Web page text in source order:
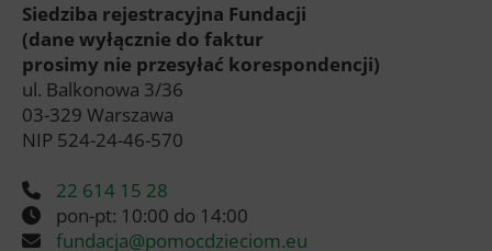
Siedziba rejestracyjna Fundacji
(dane wyłącznie do faktur
prosimy nie przesyłać korespondencji)
ul. Balkonowa 3/36
03-329 Warszawa
NIP 524-24-46-570
22 614 15 28
pon-pt: 10:00 do 14:00
fundacja@pomocdzieciom.eu